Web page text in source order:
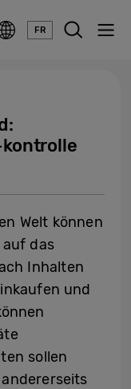
FR
Welt können
das
Inhalten
und
sollen